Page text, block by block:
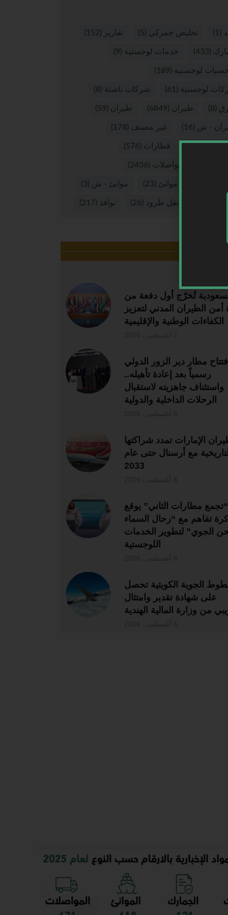
(1) تخليص جمركي (5) تقارير (152)
(433) خدمات لوجستية (9)
لوجستية (189)
لوجستية (61) شركات ناشئة (8)
(8) طيران (6849) طيران (59)
- ش (16) غير مصنف (178)
قطارات (576)
مواصلات (2436)
موانئ (23) موانئ - ش (3)
نقل طرود (26) نوافذ (217)
تُخرّج أول دفعة من
أمن الطيران المدني لتعزيز
الكفاءات الوطنية والإقليمية
مطار دير الزور الدولي
رسمياً بعد إعادة تأهيله..
واستئناف جاهزيته لاستقبال
الرحلات الداخلية والدولية
الإمارات تمدد شراكتها
مع أرسنال حتى عام
2033
“تجمع مطارات الثاني” يوقع
تفاهم مع “رحال السماء
الجوي” لتطوير الخدمات
اللوجستية
الجوية الكويتية تحصل
على شهادة تقدير وامتثال
من وزارة المالية الهندية